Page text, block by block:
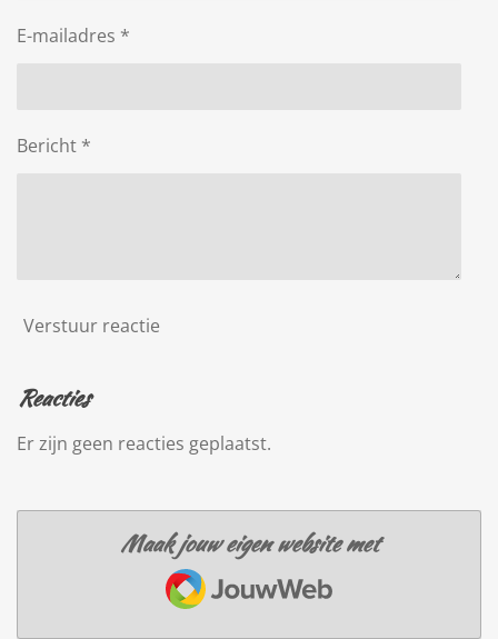
E-mailadres *
Bericht *
Verstuur reactie
Reacties
Er zijn geen reacties geplaatst.
Maak jouw eigen website met
JouwWeb